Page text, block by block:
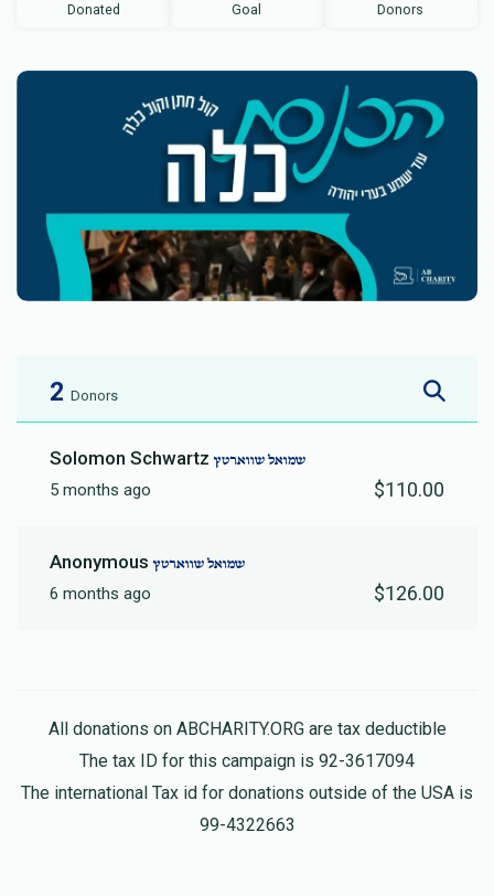
Donated Goal Donors
2 Donors
Solomon Schwartzשמואל שווארטץ
5 months ago $110.00
Anonymousשמואל שווארטץ
6 months ago $126.00
All donations on ABCHARITY.ORG are tax deductible
The tax ID for this campaign is 92-3617094
The international Tax id for donations outside of the USA is
99-4322663